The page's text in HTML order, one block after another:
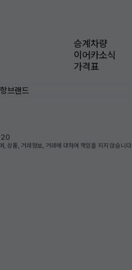
승계차량
이어카소식
가격표
브랜드
상품, 거래정보, 거래에 대하여 책임을 지지 않습니다.